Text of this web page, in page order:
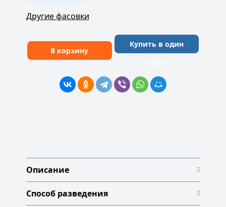
Другие фасовки
В корзину
Купить в один
Описание
Способ разведения